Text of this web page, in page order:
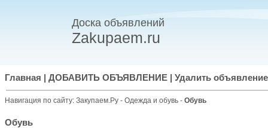
Доска объявлений
Zakupaem.ru
Главная ДОБАВИТЬ ОБЪЯВЛЕНИЕ Удалить объявление
Навигация по сайту: Закупаем.Ру - Одежда и обувь - Обувь
Обувь